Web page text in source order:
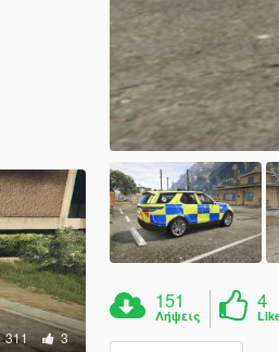
311 3
151
Λήψεις
4